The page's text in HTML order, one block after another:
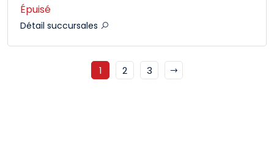
Épuisé
Détail succursales
1 2 3